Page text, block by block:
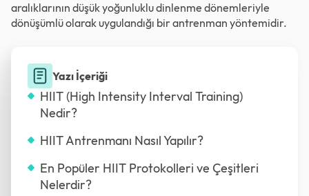
aralıklarının düşük yoğunluklu dinlenme dönemleriyle
dönüşümlü olarak uygulandığı bir antrenman yöntemidir.
Yazı İçeriği
HIIT (High Intensity Interval Training)
Nedir?
HIIT Antrenmanı Nasıl Yapılır?
En Popüler HIIT Protokolleri ve Çeşitleri
Nelerdir?